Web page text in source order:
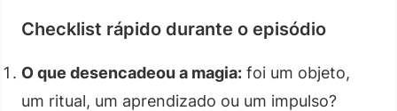
Checklist rápido durante o episódio
O que desencadeou a magia: foi um objeto,
um ritual, um aprendizado ou um impulso?